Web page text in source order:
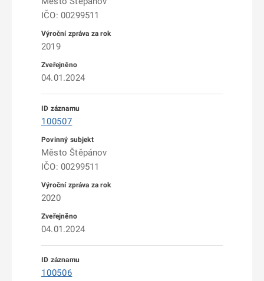
IČO: 00299511
2019
04.01.2024
100507
Město Štěpánov
IČO: 00299511
2020
04.01.2024
100506